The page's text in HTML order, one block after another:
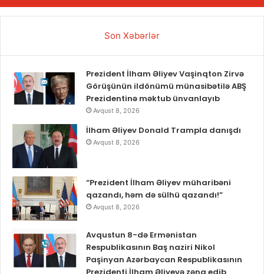
Son Xəbərlər
Prezident İlham Əliyev Vaşinqton Zirvə
Görüşünün ildönümü münasibətilə ABŞ
Prezidentinə məktub ünvanlayıb
Avqust 8, 2026
İlham Əliyev Donald Trampla danışdı
Avqust 8, 2026
“Prezident İlham Əliyev müharibəni
qazandı, həm də sülhü qazandı!”
Avqust 8, 2026
Avqustun 8-də Ermənistan
Respublikasının Baş naziri Nikol
Paşinyan Azərbaycan Respublikasının